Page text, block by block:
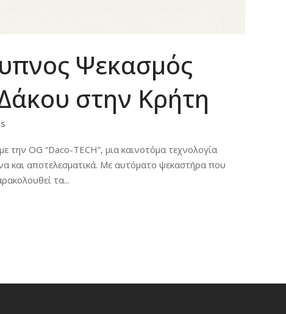
Ψεκασμός
στην Κρήτη
OG “Daco-TECH”, μια καινοτόμα τεχνολογία
και αποτελεσματικά. Με αυτόματο ψεκαστήρα που
τα...